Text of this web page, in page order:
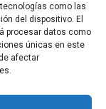
como las
del dispositivo. El
procesar datos como
únicas en este
afectar